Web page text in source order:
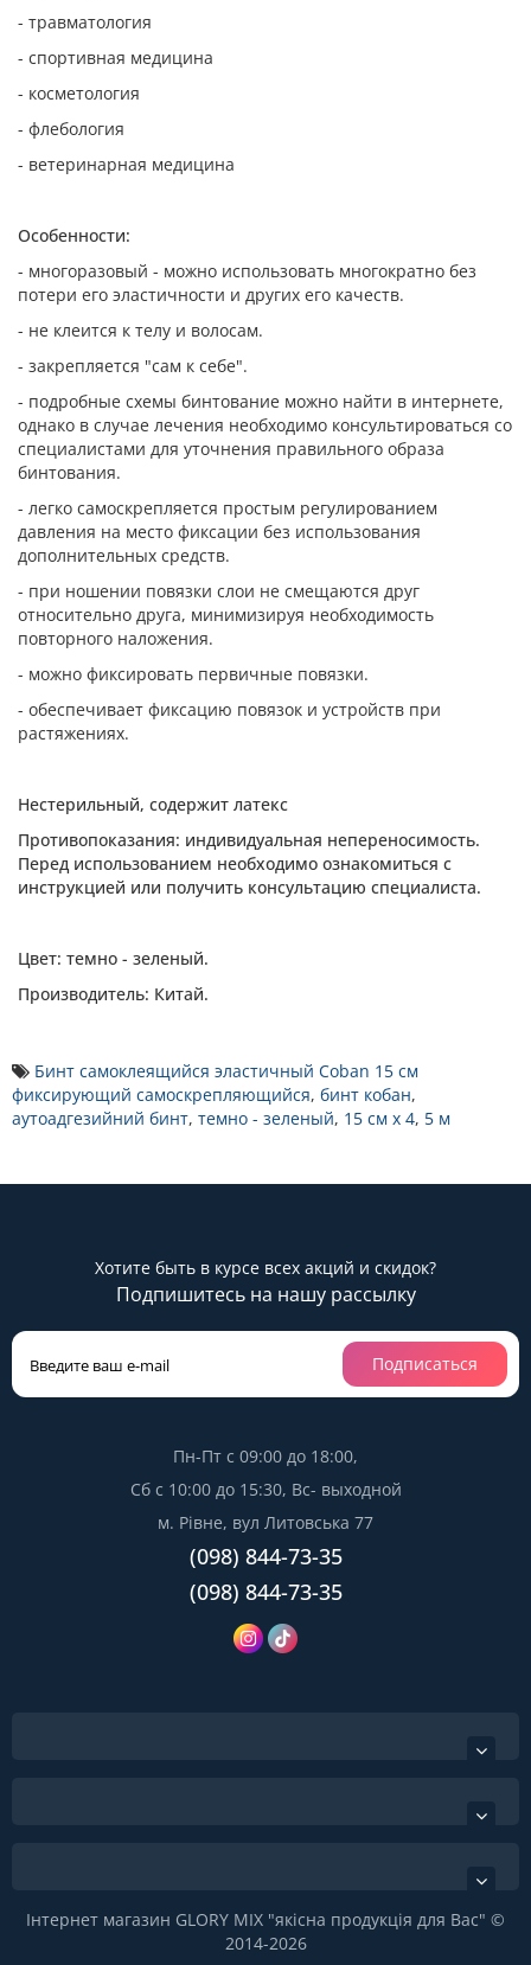
- травматология
- спортивная медицина
- косметология
- флебология
- ветеринарная медицина
Особенности:
- многоразовый - можно использовать многократно без
потери его эластичности и других его качеств.
- не клеится к телу и волосам.
- закрепляется "сам к себе".
- подробные схемы бинтование можно найти в интернете,
однако в случае лечения необходимо консультироваться со
специалистами для уточнения правильного образа
бинтования.
- легко самоскрепляется простым регулированием
давления на место фиксации без использования
дополнительных средств.
- при ношении повязки слои не смещаются друг
относительно друга, минимизируя необходимость
повторного наложения.
- можно фиксировать первичные повязки.
- обеспечивает фиксацию повязок и устройств при
растяжениях.
Нестерильный, содержит латекс
Противопоказания: индивидуальная непереносимость.
Перед использованием необходимо ознакомиться с
инструкцией или получить консультацию специалиста.
Цвет: темно - зеленый.
Производитель: Китай.
Бинт самоклеящийся эластичный Coban 15 см
фиксирующий самоскрепляющийся, бинт кобан,
аутоадгезийний бинт, темно - зеленый, 15 см х 4, 5 м
Хотите быть в курсе всех акций и скидок?
Подпишитесь на нашу рассылку
Подписаться
Пн-Пт с 09:00 до 18:00,
Сб с 10:00 до 15:30, Вс- выходной
м. Рівне, вул Литовська 77
(098) 844-73-35
(098) 844-73-35
Інтернет магазин GLORY MIX "якісна продукція для Вас" ©
2014-2026